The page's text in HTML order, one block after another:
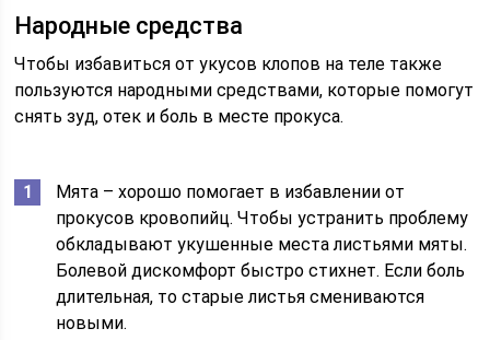
Народные средства
Чтобы избавиться от укусов клопов на теле также
пользуются народными средствами, которые помогут
снять зуд, отек и боль в месте прокуса.
Мята – хорошо помогает в избавлении от
прокусов кровопийц. Чтобы устранить проблему
обкладывают укушенные места листьями мяты.
Болевой дискомфорт быстро стихнет. Если боль
длительная, то старые листья смениваются
новыми.